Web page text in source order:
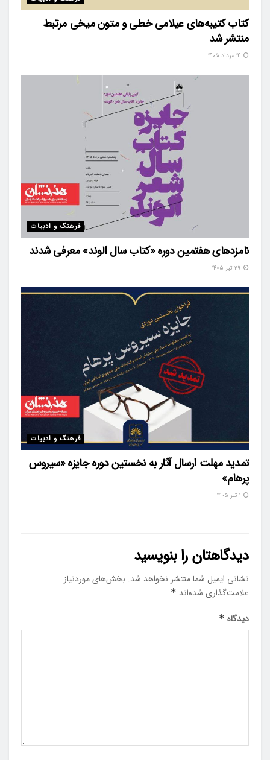
کتاب کتیبه‌های عیلامی خطی و متون میخی مرتبط
منتشر شد
فرهنگ و ادبیات
نامزدهای هفتمین دوره «کتاب سال الوند» معرفی شدند
فرهنگ و ادبیات
تمدید مهلت ارسال آثار به نخستین دوره جایزه «سیروس
پرهام»
دیدگاهتان را بنویسید
نشانی ایمیل شما منتشر نخواهد شد. بخش‌های موردنیاز
علامت‌گذاری شده‌اند *
دیدگاه *